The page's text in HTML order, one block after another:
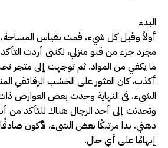
البدء
أولاً وقبل كل شيء، قمت بقياس
مجرد جزء من قبو منزلي، لكنني أردت
ما يكفي من المواد. ثم توجهت إلى متجر
أكذب، كان العثور على الخشب الرقائقي
الشيء. في النهاية وجدت بعض العوارض
وتحدثت إلى أحد الرجال هناك للتأكد من
ذهني. بدا مرتبكًا بعض الشيء، لأكون
إبهامًا على أي حال.